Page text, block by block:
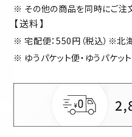
その他の商品を同時にご注
【送料】
宅配便：550円（税込）※北
ゆうパケット便・ゆうパケッ